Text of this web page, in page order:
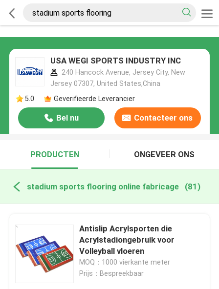
USA WEGI SPORTS INDUSTRY INC
240 Hancock Avenue, Jersey City, New
Jersey 07307, United States,China
5.0
Geverifieerde Leverancier
Bel nu Contacteer ons
PRODUCTEN ONGEVEER ONS
stadium sports flooring online fabricage (81)
Antislip Acrylsporten die
Acrylstadiongebruik voor
Volleyball vloeren
MOQ：1000 vierkante meter
Prijs：Bespreekbaar